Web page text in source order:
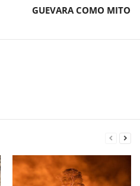
GUEVARA COMO MITO